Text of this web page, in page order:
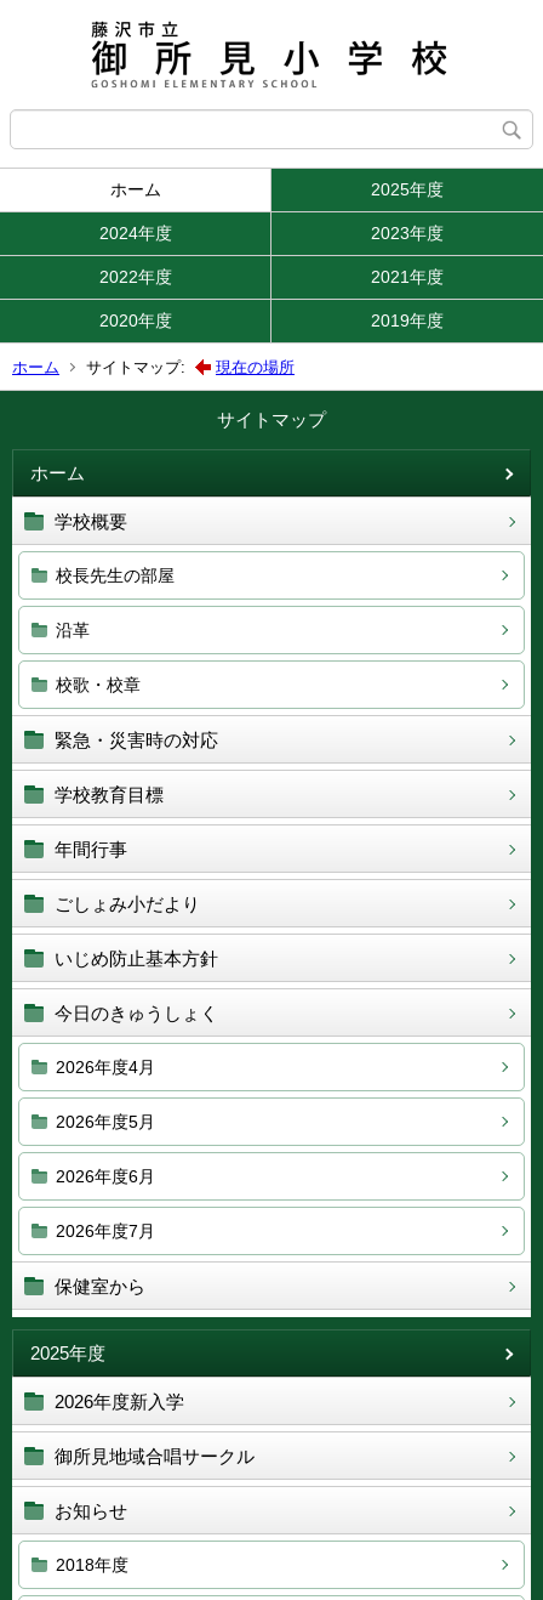
ホーム 2025年度
2024年度 2023年度
2022年度 2021年度
2020年度 2019年度
ホーム サイトマップ: 現在の場所
サイトマップ
ホーム
学校概要
校長先生の部屋
沿革
校歌・校章
緊急・災害時の対応
学校教育目標
年間行事
ごしょみ小だより
いじめ防止基本方針
今日のきゅうしょく
2026年度4月
2026年度5月
2026年度6月
2026年度7月
保健室から
2025年度
2026年度新入学
御所見地域合唱サークル
お知らせ
2018年度